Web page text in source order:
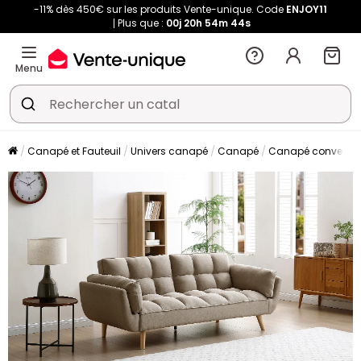
-11% dès 450€ sur les produits Vente-unique. Code ENJOY11
Plus que : 00j 20h 54m 42s
Menu
Canapé et Fauteuil Univers canapé Canapé Canapé